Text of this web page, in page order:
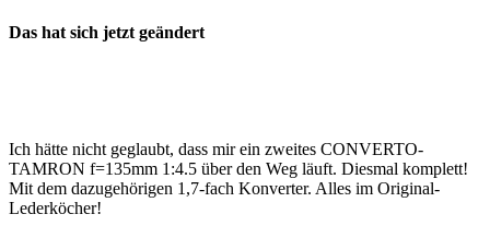
Das hat sich jetzt geändert
Ich hätte nicht geglaubt, dass mir ein zweites CONVERTO-
TAMRON f=135mm 1:4.5 über den Weg läuft. Diesmal komplett!
Mit dem dazugehörigen 1,7-fach Konverter. Alles im Original-
Lederköcher!